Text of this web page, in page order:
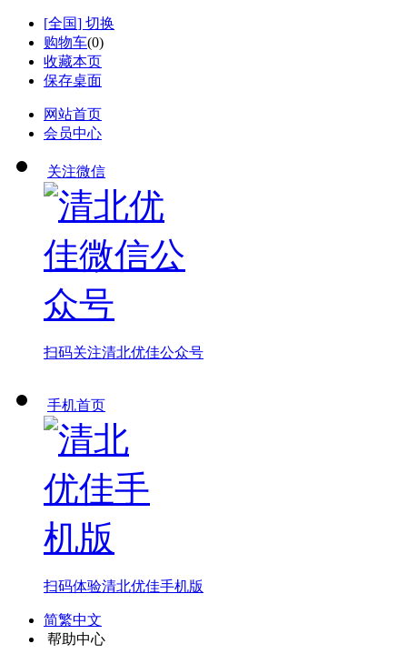
[全国] 切换
购物车(0)
收藏本页
保存桌面
网站首页
会员中心
关注微信
扫码关注清北优佳公众号
手机首页
扫码体验清北优佳手机版
简繁中文
帮助中心